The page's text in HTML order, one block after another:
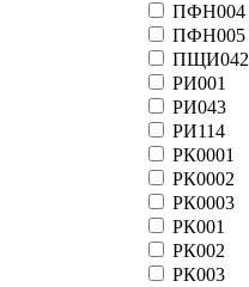
ПФН004
ПФН005
ПЩИ042
РИ001
РИ043
РИ114
РК0001
РК0002
РК0003
РК001
РК002
РК003